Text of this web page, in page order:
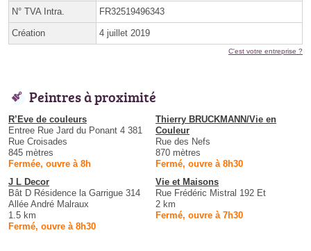
N° TVA Intra. FR32519496343
Création 4 juillet 2019
C'est votre entreprise ?
Peintres à proximité
R’Eve de couleurs
Entree Rue Jard du Ponant 4 381
Rue Croisades
845 mètres
Fermée, ouvre à 8h
Thierry BRUCKMANN/Vie en
Couleur
Rue des Nefs
870 mètres
Fermé, ouvre à 8h30
J L Decor
Bât D Résidence la Garrigue 314
Allée André Malraux
1.5 km
Fermé, ouvre à 8h30
Vie et Maisons
Rue Frédéric Mistral 192 Et
2 km
Fermé, ouvre à 7h30